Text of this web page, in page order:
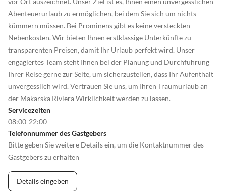
Abenteuerurlaub zu ermöglichen, bei dem Sie sich um nichts
kümmern müssen. Bei Prominens gibt es keine versteckten
Nebenkosten. Wir bieten Ihnen erstklassige Unterkünfte zu
transparenten Preisen, damit Ihr Urlaub perfekt wird. Unser
engagiertes Team steht Ihnen bei der Planung und Durchführung
Ihrer Reise gerne zur Seite, um sicherzustellen, dass Ihr Aufenthalt
unvergesslich wird. Vertrauen Sie uns, um Ihren Traumurlaub an
der Makarska Riviera Wirklichkeit werden zu lassen.
Servicezeiten
08:00-22:00
Telefonnummer des Gastgebers
Bitte geben Sie weitere Details ein, um die Kontaktnummer des
Gastgebers zu erhalten
Details eingeben